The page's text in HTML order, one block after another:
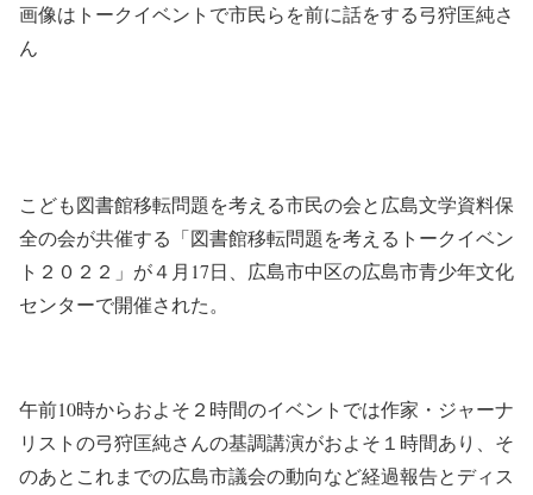
画像はトークイベントで市民らを前に話をする弓狩匡純さ
ん
こども図書館移転問題を考える市民の会と広島文学資料保
全の会が共催する「図書館移転問題を考えるトークイベン
ト２０２２」が４月17日、広島市中区の広島市青少年文化
センターで開催された。
午前10時からおよそ２時間のイベントでは作家・ジャーナ
リストの弓狩匡純さんの基調講演がおよそ１時間あり、そ
のあとこれまでの広島市議会の動向など経過報告とディス